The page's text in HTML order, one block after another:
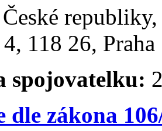
118 26,
spojovatelku:
dle zákona